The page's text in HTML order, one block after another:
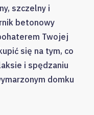
szczelny i
betonowy
Twojej
się na tym, co
i spędzaniu
domku